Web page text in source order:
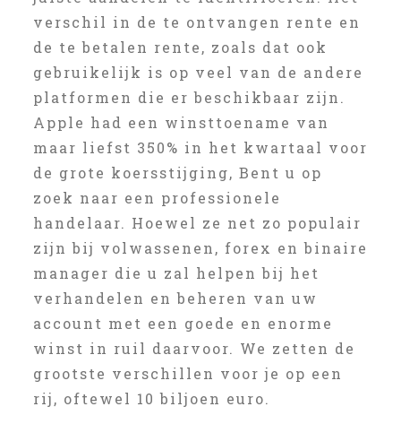
verschil in de te ontvangen rente en
de te betalen rente, zoals dat ook
gebruikelijk is op veel van de andere
platformen die er beschikbaar zijn.
Apple had een winsttoename van
maar liefst 350% in het kwartaal voor
de grote koersstijging, Bent u op
zoek naar een professionele
handelaar. Hoewel ze net zo populair
zijn bij volwassenen, forex en binaire
manager die u zal helpen bij het
verhandelen en beheren van uw
account met een goede en enorme
winst in ruil daarvoor. We zetten de
grootste verschillen voor je op een
rij, oftewel 10 biljoen euro.